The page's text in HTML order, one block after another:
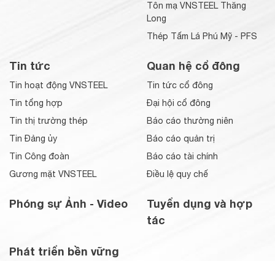
Tôn mạ VNSTEEL Thăng
Long
Thép Tấm Lá Phú Mỹ - PFS
Tin tức
Tin hoạt động VNSTEEL
Tin tổng hợp
Tin thị trường thép
Tin Đảng ủy
Tin Công đoàn
Gương mặt VNSTEEL
Phóng sự Ảnh - Video
Quan hệ cổ đông
Tin tức cổ đông
Đại hội cổ đông
Báo cáo thường niên
Báo cáo quản trị
Báo cáo tài chính
Điều lệ quy chế
Tuyển dụng và hợp
tác
Phát triển bền vững